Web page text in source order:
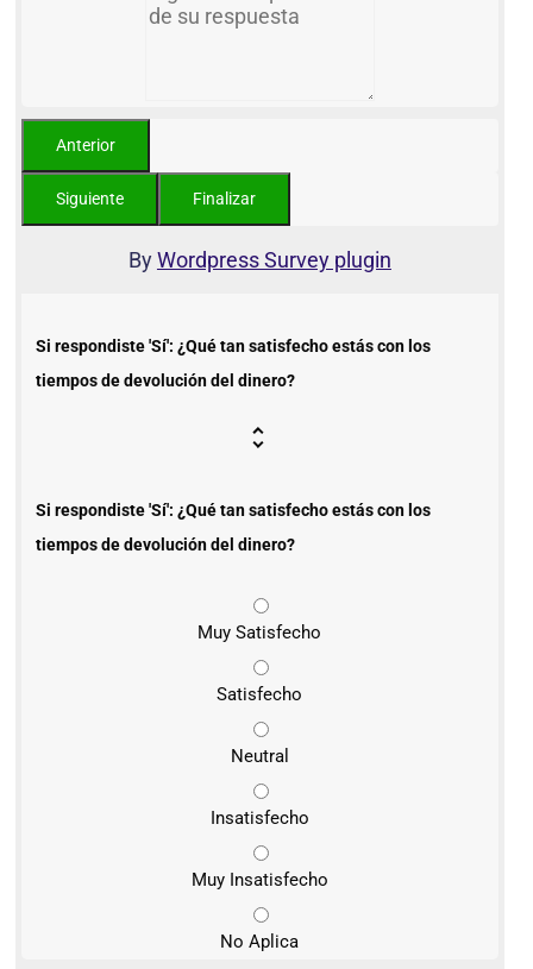
ByWordpress Survey plugin
Si respondiste 'Sí': ¿Qué tan satisfecho estás con los
tiempos de devolución del dinero?
Si respondiste 'Sí': ¿Qué tan satisfecho estás con los
tiempos de devolución del dinero?
Muy Satisfecho
Satisfecho
Neutral
Insatisfecho
Muy Insatisfecho
No Aplica